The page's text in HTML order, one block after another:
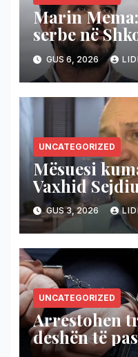
Marin
serbe në
teproni!
GUS 6, 2026
UNCATEGORIZED
Mësuesi
Vaxhid
shqipe në
obligim
(Video)
GUS 3, 2026
UNCATEGORIZED
Arrestohen
deshën të